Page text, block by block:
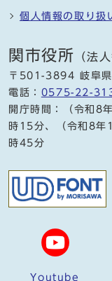
個人情報の取り扱
関市役所 （法
〒501-3894 岐阜県
電話： 0575-22-
開庁時間：（令和
時15分、（令和8
時45分
Youtube